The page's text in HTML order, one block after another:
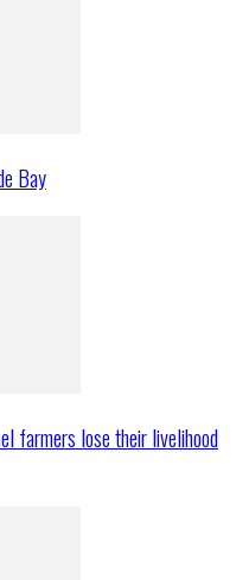
Bay
farmers lose their livelihood